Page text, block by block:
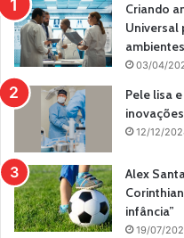
Criando
Universal
03/04/
Pele lisa
12/12/
Alex
infância”
19/07/